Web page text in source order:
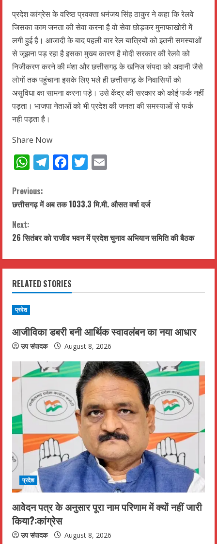
प्रदेश कांग्रेस के वरिष्ठ प्रवक्ता धनंजय सिंह ठाकुर ने कहा कि रेलवे
जिसका काम जनता की सेवा करना है वो सेवा छोड़कर मुनाफाखोरी में
लगी हुई है। आजादी के बाद पहली बार रेल यात्रियों को इतनी समस्याओं
से जूझना पड़ रहा है इसका मुख्य कारण है मोदी सरकार की रेलवे को
निजीकरण करने की मंशा और छत्तीसगढ़ के खनिज संपदा को अदानी जैसे
लोगों तक पहुंचाना इसके लिए भले ही छत्तीसगढ़ के निवासियों को
असुविधा का सामना करना पड़े। उसे केंद्र की सरकार को कोई फर्क नहीं
पड़ता। भाजपा नेताओं को भी प्रदेश की जनता की समस्याओं से फर्क
नही पड़ता है।
Share Now
WhatsApp
Telegram
Facebook
Twitter
C
o
n
t
i
n
u
e
R
e
d
i
n
g
Previous:
छत्तीसगढ़ में अब तक 1033.3 मि.मी. औसत वर्षा दर्ज
Next:
26 सितंबर को राजीव भवन में प्रदेश चुनाव अभियान समिति की बैठक
RELATED STORIES
प्रदेश
आजीविका डबरी बनी आर्थिक स्वावलंबन का नया आधार
उप संपादक August 8, 2026
प्रदेश
आवेदन पत्र के अनुसार पूरा नाम परिणाम में क्यों नहीं जारी
किया?:कांग्रेस
उप संपादक August 8, 2026